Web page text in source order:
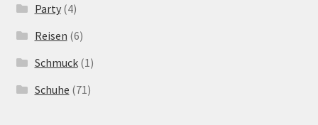
Party(4)
Reisen (6)
Schmuck(1)
Schuhe (71)